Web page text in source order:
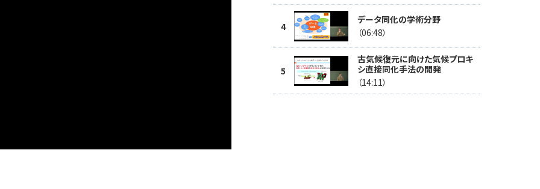
データ同化の学術分野
（06:48）
古気候復元に向けた気候プロキ
シ直接同化手法の開発
（14:11）